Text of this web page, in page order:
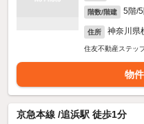
階数/階建 5階/
住所 神奈川県
住友不動産ステッ
物
京急本線 /追浜駅 徒歩1分